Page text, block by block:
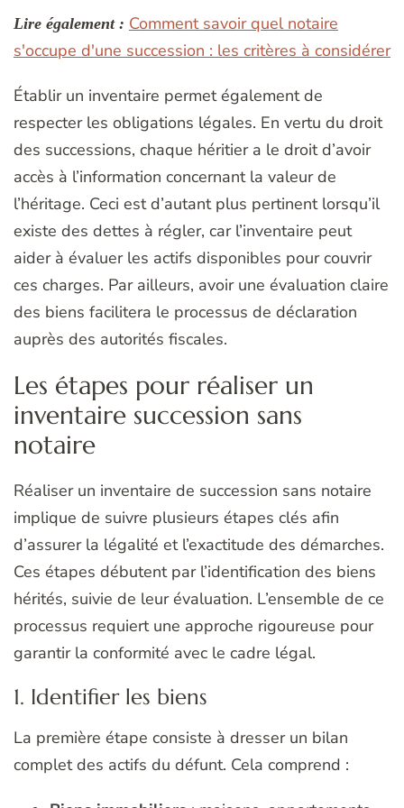
Lire également : Comment savoir quel notaire
s'occupe d'une succession : les critères à considérer
Établir un inventaire permet également de
respecter les obligations légales. En vertu du droit
des successions, chaque héritier a le droit d’avoir
accès à l’information concernant la valeur de
l’héritage. Ceci est d’autant plus pertinent lorsqu’il
existe des dettes à régler, car l’inventaire peut
aider à évaluer les actifs disponibles pour couvrir
ces charges. Par ailleurs, avoir une évaluation claire
des biens facilitera le processus de déclaration
auprès des autorités fiscales.
Les étapes pour réaliser un
inventaire succession sans
notaire
Réaliser un inventaire de succession sans notaire
implique de suivre plusieurs étapes clés afin
d’assurer la légalité et l’exactitude des démarches.
Ces étapes débutent par l’identification des biens
hérités, suivie de leur évaluation. L’ensemble de ce
processus requiert une approche rigoureuse pour
garantir la conformité avec le cadre légal.
1. Identifier les biens
La première étape consiste à dresser un bilan
complet des actifs du défunt. Cela comprend :